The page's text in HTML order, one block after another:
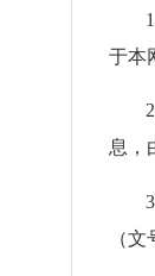
于本
息，
（